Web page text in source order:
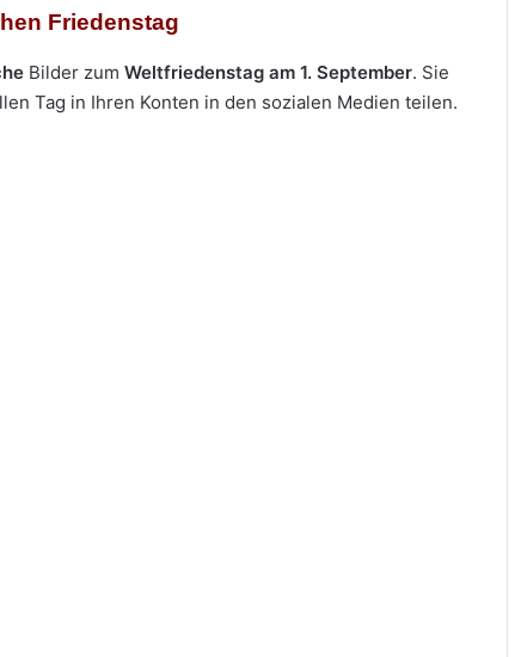
Friedenstag
Bilder zum Weltfriedenstag am 1. September. Sie
Tag in Ihren Konten in den sozialen Medien teilen.